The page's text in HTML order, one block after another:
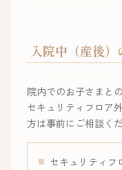
入院中（産後
院内でのお子さまと
セキュリティフロア
方は事前にご相談くだ
セキュリティフ